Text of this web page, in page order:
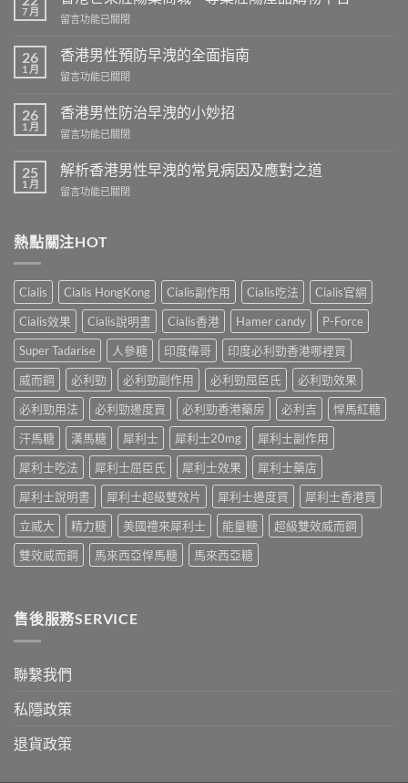
7 月
在
港
芒
果
陽
藥
商
–
專
陽
產
購
物
平
台〉
中
留言功能已關閉
26
1 月
香港男性預防早洩的全面指南
在
港
男
性
防
早
洩
面
中
留言功能已關閉
26
1 月
香港男性防治早洩的小妙招
在
港
男
性
早
小
妙
招〉
中
留言功能已關閉
25
1 月
解析香港男性早洩的常見病因及應對之道
在
香
港
性
早
洩
的
常
見
因
及
應
之
道〉
中
留言功能已關閉
熱點關注HOT
Cialis Cialis HongKong Cialis副作用 Cialis吃法
Cialis官網
Cialis效果
Cialis說明書 Cialis香港 Hamer candy
P-Force
Super Tadarise
人參糖 印度偉哥
印度必利勁香港哪裡買
威而鋼
必利勁 必利勁副作用 必利勁屈臣氏
必利勁效果
必利勁用法
必利勁邊度買 必利勁香港藥房 必利吉
悍馬紅糖
汗馬糖
漢馬糖 犀利士 犀利士20mg
犀利士副作用
犀利士吃法
犀利士屈臣氏 犀利士效果
犀利士藥店
犀利士說明書
犀利士超級雙效片 犀利士邊度買
犀利士香港買
立威大
精力糖 美國禮來犀利士 能量糖
超級雙效威而鋼
雙效威而鋼
馬來西亞悍馬糖 馬來西亞糖
售後服務SERVICE
聯繫我們
私隱政策
退貨政策